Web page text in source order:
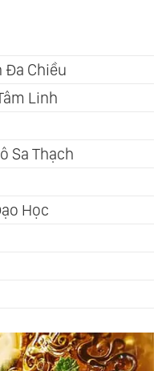
Đa Chiều
Linh
Sa Thạch
Học